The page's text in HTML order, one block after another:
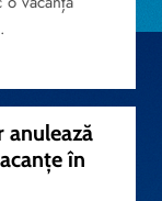
anulează
în